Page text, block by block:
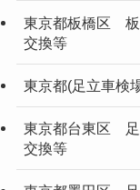
東京都板橋区
交換等
東京都(足立車検
東京都台東区
交換等